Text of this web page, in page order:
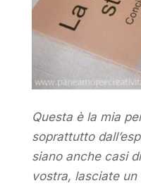
Questa è la mia
soprattutto
siano anche casi
vostra, lasciate